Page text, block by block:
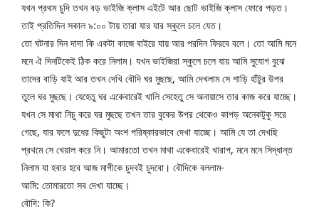
যখন প্রথম চুদি তখন বড় ভাইজি ক্লাস এইটে আর ছোট ভাইজি ক্লাস ফোরে পড়ত।
তাই প্রতিদিন সকাল ৯:০০ টায় তারা যার যার স্কুলে চলে যেত।
তো ঘটনার দিন দাদা কি একটা কাজে বাইরে যায় আর পরদিন ফিরবে বলে। তো আমি মনে
মনে ঐ দিনটিকেই ঠিক করে নিলাম। যখন ভাইজিরা স্কুলে চলে যায় আমি সুযোগ বুঝে
তাদের বাড়ি যাই আর তখন দেখি বৌদি ঘর মুছছে, আমি দেখলাম সে শাড়ি হাঁটুর উপর
তুলে ঘর মুছছে। যেহেতু ঘর একেবারেই খালি সেহেতু সে অনায়াসে তার কাজ করে যাচ্ছে।
যখন সে মাথা নিচু করে ঘর মুছছে তখন তার বুকের উপর থেকেও কাপড় অনেকটুকু সরে
গেছে, যার ফলে দুধের কিছুটা অংশ পরিষ্কারভাবে দেখা যাচ্ছে। আমি যে তা দেখছি
প্রথমে সে খেয়াল করে নি। আমারতো তখন মাথা একেবারেই খারাপ, মনে মনে সিদ্ধান্ত
নিলাম যা হবার হবে আজ মাগীকে চুদবই চুদবো। বৌদিকে বললাম-
আমি: তোমারতো সব দেখা যাচ্ছে।
বৌদি: কি?